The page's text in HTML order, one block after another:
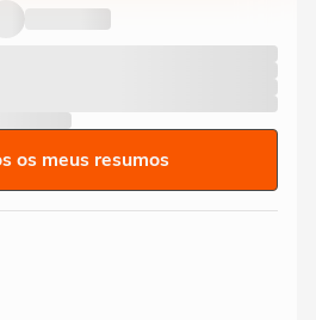
os meus resumos